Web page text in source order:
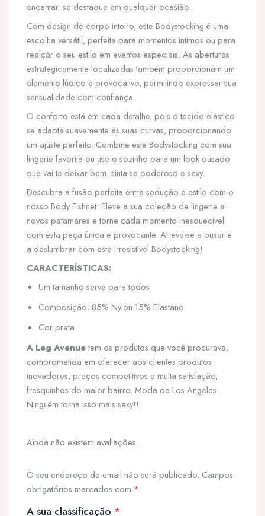
encantar. se destaque em qualquer ocasião.
Com design de corpo inteiro, este Bodystocking é uma
escolha versátil, perfeita para momentos íntimos ou para
realçar o seu estilo em eventos especiais. As aberturas
estrategicamente localizadas também proporcionam um
elemento lúdico e provocativo, permitindo expressar sua
sensualidade com confiança.
O conforto está em cada detalhe, pois o tecido elástico
se adapta suavemente às suas curvas, proporcionando
um ajuste perfeito. Combine este Bodystocking com sua
lingerie favorita ou use-o sozinho para um look ousado
que vai te deixar bem. sinta-se poderoso e sexy.
Descubra a fusão perfeita entre sedução e estilo com o
nosso Body Fishnet. Eleve a sua coleção de lingerie a
novos patamares e torne cada momento inesquecível
com esta peça única e provocante. Atreva-se a ousar e
a deslumbrar com este irresistível Bodystocking!
CARACTERÍSTICAS:
Um tamanho serve para todos
Composição: 85% Nylon 15% Elastano
Cor preta
A Leg Avenuetem os produtos que você procurava,
comprometida em oferecer aos clientes produtos
inovadores, preços competitivos e muita satisfação,
fresquinhos do maior bairro. Moda de Los Angeles.
Ninguém torna isso mais sexy!!
Ainda não existem avaliações.
O seu endereço de email não será publicado. Campos
obrigatórios marcados com *
A sua classificação *